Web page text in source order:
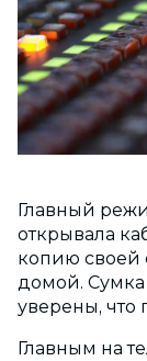
Главный
открывала
копию своей
домой. Сумка
уверены, что
Главным на